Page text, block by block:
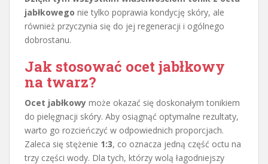
jabłkowego nie tylko poprawia kondycję skóry, ale
również przyczynia się do jej regeneracji i ogólnego
dobrostanu.
Jak stosować ocet jabłkowy
na twarz?
Ocet jabłkowy może okazać się doskonałym tonikiem
do pielęgnacji skóry. Aby osiągnąć optymalne rezultaty,
warto go rozcieńczyć w odpowiednich proporcjach.
Zaleca się stężenie 1:3, co oznacza jedną część octu na
trzy części wody. Dla tych, którzy wolą łagodniejszy